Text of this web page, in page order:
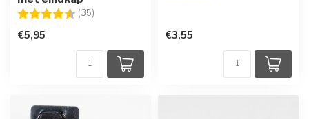
Beoordeling: (35)
€5,95 €3,55